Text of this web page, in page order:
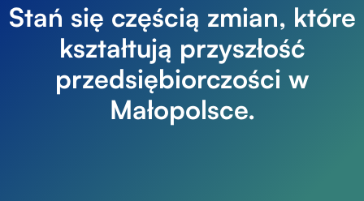
Stań się częścią zmian, które
kształtują przyszłość
przedsiębiorczości w
Małopolsce.